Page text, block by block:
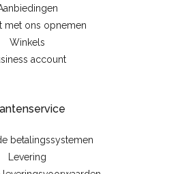
met ons opnemen
Winkels
account
betalingssystemen
Levering